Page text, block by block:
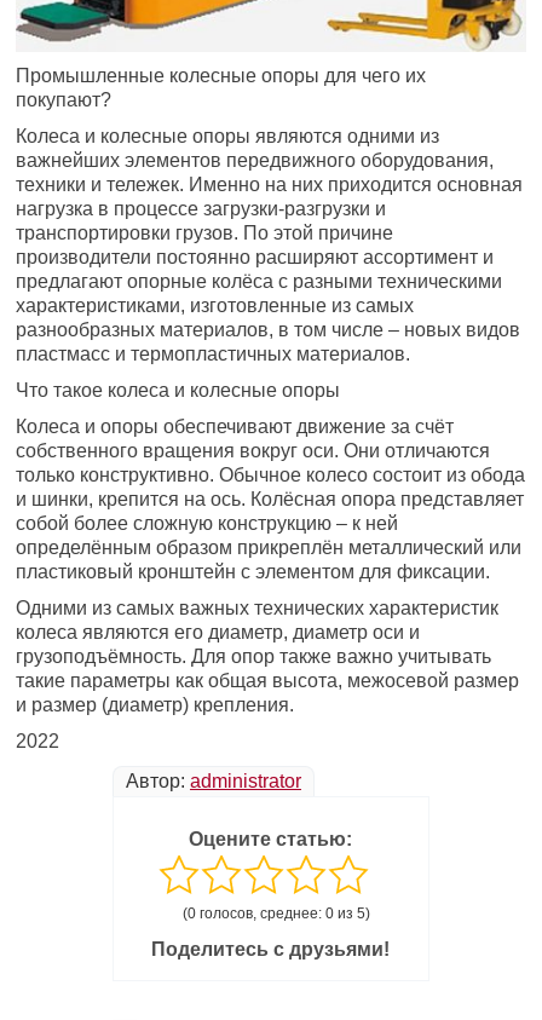
Промышленные колесные опоры для чего их
покупают?
Колеса и колесные опоры являются одними из
важнейших элементов передвижного оборудования,
техники и тележек. Именно на них приходится основная
нагрузка в процессе загрузки-разгрузки и
транспортировки грузов. По этой причине
производители постоянно расширяют ассортимент и
предлагают опорные колёса с разными техническими
характеристиками, изготовленные из самых
разнообразных материалов, в том числе – новых видов
пластмасс и термопластичных материалов.
Что такое колеса и колесные опоры
Колеса и опоры обеспечивают движение за счёт
собственного вращения вокруг оси. Они отличаются
только конструктивно. Обычное колесо состоит из обода
и шинки, крепится на ось. Колёсная опора представляет
собой более сложную конструкцию – к ней
определённым образом прикреплён металлический или
пластиковый кронштейн с элементом для фиксации.
Одними из самых важных технических характеристик
колеса являются его диаметр, диаметр оси и
грузоподъёмность. Для опор также важно учитывать
такие параметры как общая высота, межосевой размер
и размер (диаметр) крепления.
2022
Автор: administrator
Оцените статью:
(0 голосов, среднее: 0 из 5)
Поделитесь с друзьями!